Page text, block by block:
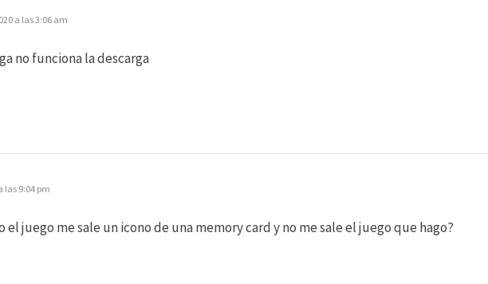
a las 3:06 am
no funciona la descarga
las 9:04 pm
el juego me sale un icono de una memory card y no me sale el juego que hago?